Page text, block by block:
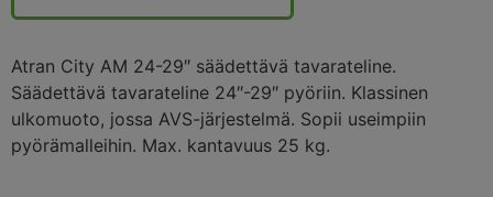
Atran City AM 24-29″ säädettävä tavarateline.
Säädettävä tavarateline 24″-29″ pyöriin. Klassinen
ulkomuoto, jossa AVS-järjestelmä. Sopii useimpiin
pyörämalleihin. Max. kantavuus 25 kg.